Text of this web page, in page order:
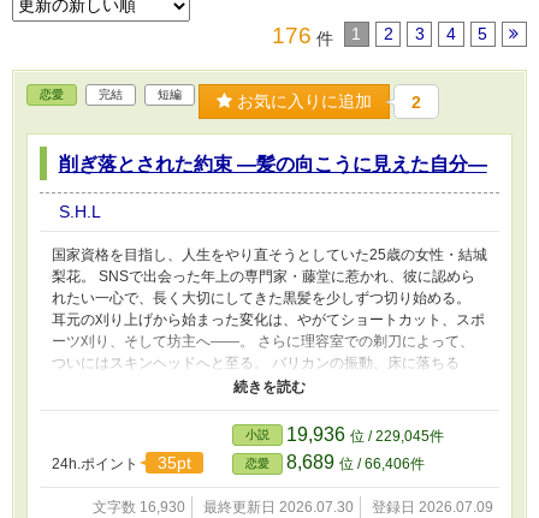
176 件 1 2 3 4 5
恋愛 完結 短編 お気に入りに追加 2
削ぎ落とされた約束 ―髪の向こうに見えた自分―
S.H.L
国家資格を目指し、人生をやり直そうとしていた25歳の女性・結城
梨花。 SNSで出会った年上の専門家・藤堂に惹かれ、彼に認めら
れたい一心で、長く大切にしてきた黒髪を少しずつ切り始める。
耳元の刈り上げから始まった変化は、やがてショートカット、スポ
ーツ刈り、そして坊主へ――。 さらに理容室での剃刀によって、
ついにはスキンヘッドへと至る。 バリカンの振動、床に落ちる
髪、変わっていく自分の輪郭。 削ぎ落とされていくのは髪だけな
のか、それとも――。 彼に求められるまま変わっていく中で、梨
花は次第に気づいていく。 「愛されること」と「従うこと」の境
界線に。 これは、外見を変える物語ではない。 すべてを失った先
で、自分自身を取り戻す物語。 静かに、そして確実に削がれてい
く心と髪を描いた、 心理恋愛ヒューマンドラマ。
24h.ポイント 35pt
小説 19,936 位 / 229,045件
恋愛 8,689 位 / 66,406件
文字数 16,930 最終更新日 2026.07.30 登録日 2026.07.09